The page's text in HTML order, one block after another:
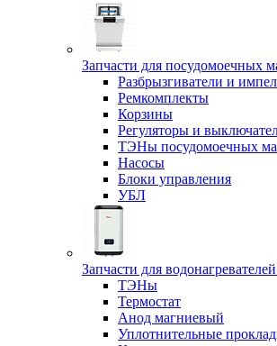
Запчасти для посудомоечных
Разбрызгиватели и
Ремкомплекты
Корзины
Регуляторы и
ТЭНы посудомоечных
Насосы
Блоки управления
УБЛ
Запчасти для
ТЭНы
Термостат
Анод магниевый
Уплотнительные